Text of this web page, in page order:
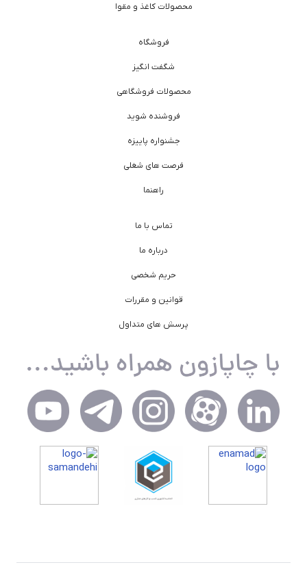
محصولات کاغذ و مقوا
فروشگاه
شگفت انگیز
محصولات فروشگاهی
فروشنده شوید
جشنواره پاییزه
فرصت های شغلی
راهنما
تماس با ما
درباره ما
حریم شخصی
قوانین و مقررات
پرسش های متداول